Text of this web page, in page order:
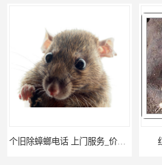
个旧除蟑螂电话 上门服务_价格低_比三家 红